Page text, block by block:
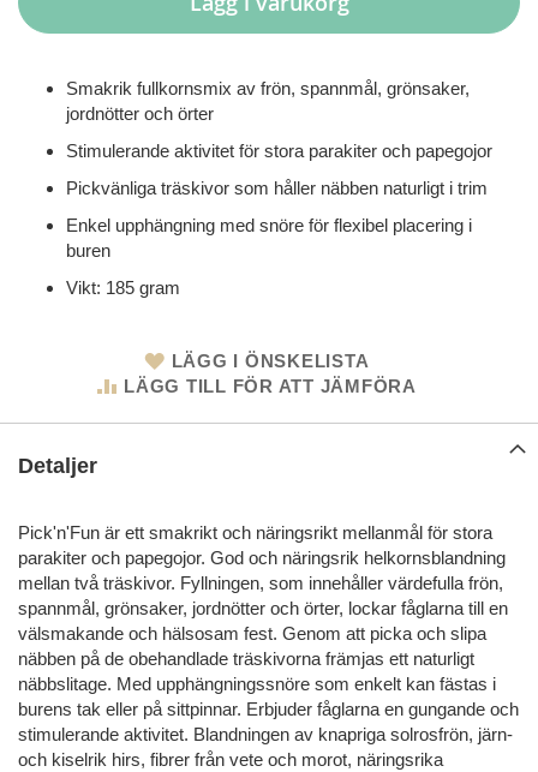
Smakrik fullkornsmix av frön, spannmål, grönsaker,
jordnötter och örter
Stimulerande aktivitet för stora parakiter och papegojor
Pickvänliga träskivor som håller näbben naturligt i trim
Enkel upphängning med snöre för flexibel placering i
buren
Vikt: 185 gram
LÄGG I ÖNSKELISTA
LÄGG TILL FÖR ATT JÄMFÖRA
Detaljer
Pick'n'Fun är ett smakrikt och näringsrikt mellanmål för stora
parakiter och papegojor. God och näringsrik helkornsblandning
mellan två träskivor. Fyllningen, som innehåller värdefulla frön,
spannmål, grönsaker, jordnötter och örter, lockar fåglarna till en
välsmakande och hälsosam fest. Genom att picka och slipa
näbben på de obehandlade träskivorna främjas ett naturligt
näbbslitage. Med upphängningssnöre som enkelt kan fästas i
burens tak eller på sittpinnar. Erbjuder fåglarna en gungande och
stimulerande aktivitet. Blandningen av knapriga solrosfrön, järn-
och kiselrik hirs, fibrer från vete och morot, näringsrika